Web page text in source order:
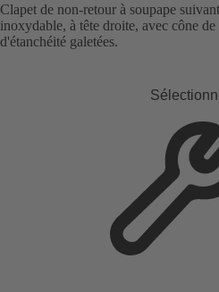
Clapet de non-retour à soupape
inoxydable, à tête droite, avec cône
d'étanchéité galetées.